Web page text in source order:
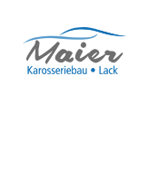
Inhalt